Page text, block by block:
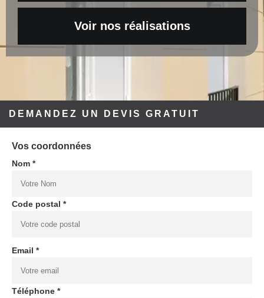
Voir nos réalisations
DEMANDEZ UN DEVIS GRATUIT
Vos coordonnées
Nom *
Code postal *
Email *
Téléphone *